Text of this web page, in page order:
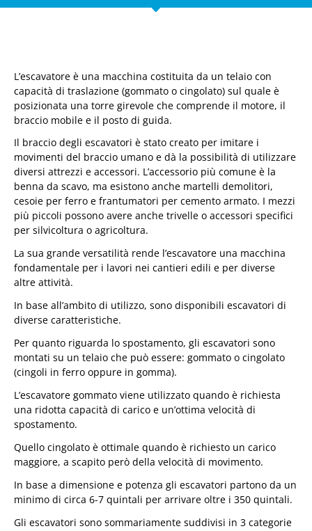
L’escavatore è una macchina costituita da un telaio con
capacità di traslazione (gommato o cingolato) sul quale è
posizionata una torre girevole che comprende il motore, il
braccio mobile e il posto di guida.
Il braccio degli escavatori è stato creato per imitare i
movimenti del braccio umano e dà la possibilità di utilizzare
diversi attrezzi e accessori. L’accessorio più comune è la
benna da scavo, ma esistono anche martelli demolitori,
cesoie per ferro e frantumatori per cemento armato. I mezzi
più piccoli possono avere anche trivelle o accessori specifici
per silvicoltura o agricoltura.
La sua grande versatilità rende l’escavatore una macchina
fondamentale per i lavori nei cantieri edili e per diverse
altre attività.
In base all’ambito di utilizzo, sono disponibili escavatori di
diverse caratteristiche.
Per quanto riguarda lo spostamento, gli escavatori sono
montati su un telaio che può essere: gommato o cingolato
(cingoli in ferro oppure in gomma).
L’escavatore gommato viene utilizzato quando è richiesta
una ridotta capacità di carico e un’ottima velocità di
spostamento.
Quello cingolato è ottimale quando è richiesto un carico
maggiore, a scapito però della velocità di movimento.
In base a dimensione e potenza gli escavatori partono da un
minimo di circa 6-7 quintali per arrivare oltre i 350 quintali.
Gli escavatori sono sommariamente suddivisi in 3 categorie